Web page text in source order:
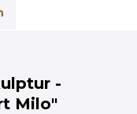
-
Milo"